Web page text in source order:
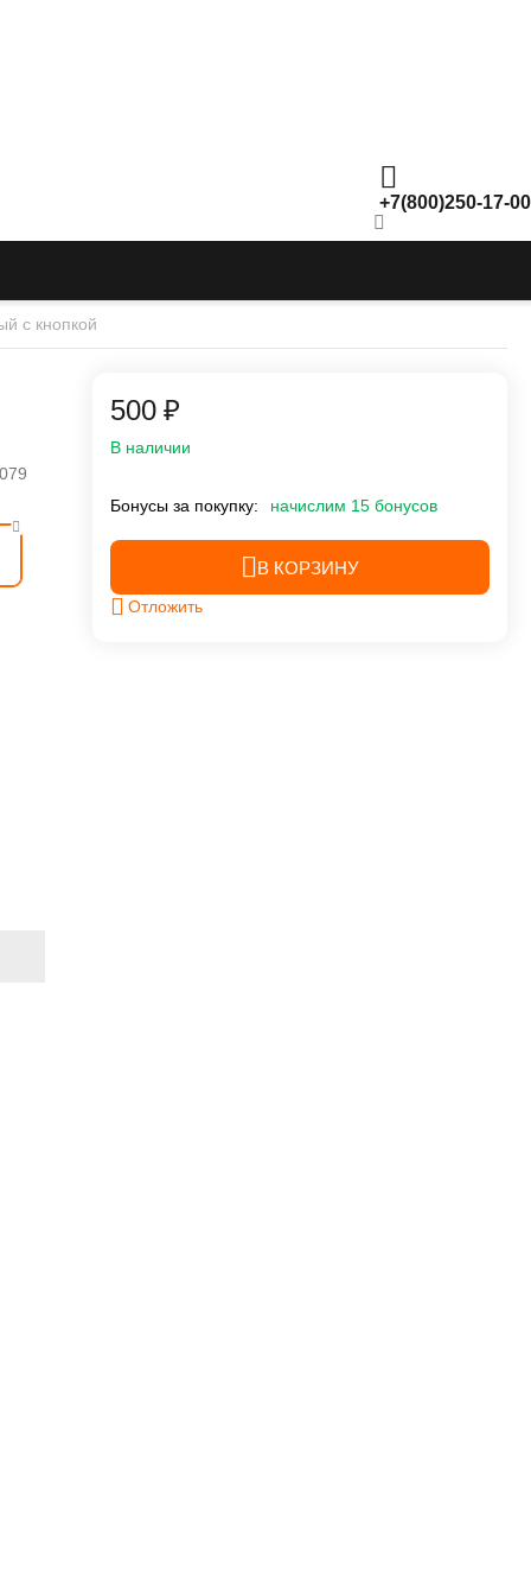
+7(800)250-17-00
с кнопкой
‍500‍ ₽
В наличии
Бонусы за покупку: начислим 15 бонусов
В КОРЗИНУ
Отложить